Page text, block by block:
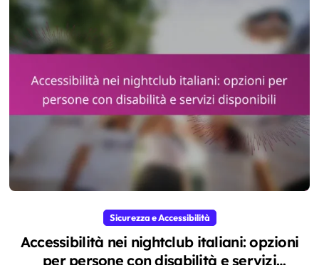
Sicurezza e Accessibilità
Accessibilità nei nightclub italiani: opzioni
per persone con disabilità e servizi